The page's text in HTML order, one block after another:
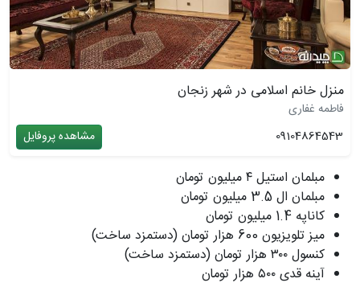
منزل خانم اسلامی در شهر زنجان
فاطمه غفاری
09104864543
مشاهده پروفایل
مبلمان استیل ۴ میلیون تومان
مبلمان ال 3.5 میلیون تومان
کاناپه 1.4 میلیون تومان
میز تلویزیون 600 هزار تومان (دستمزد ساخت)
کنسول ٣٠٠ هزار تومان (دستمزد ساخت)
آینه قدی ۵٠٠ هزار تومان